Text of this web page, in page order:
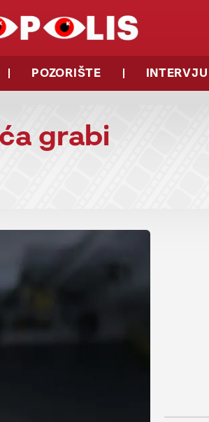
POZORIŠTE INTERVJU
grabi